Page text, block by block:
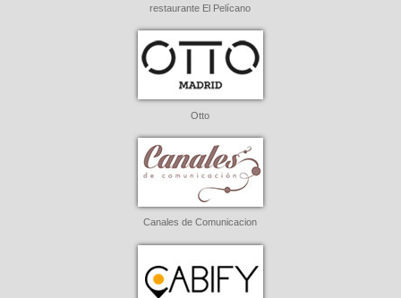
restaurante El Pelícano
Otto
Canales de Comunicacion